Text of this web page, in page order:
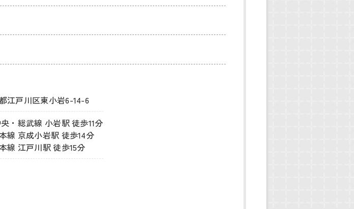
江戸川区東小岩6-14-6
・総武線 小岩駅 徒歩11分
線 京成小岩駅 徒歩14分
線 江戸川駅 徒歩15分